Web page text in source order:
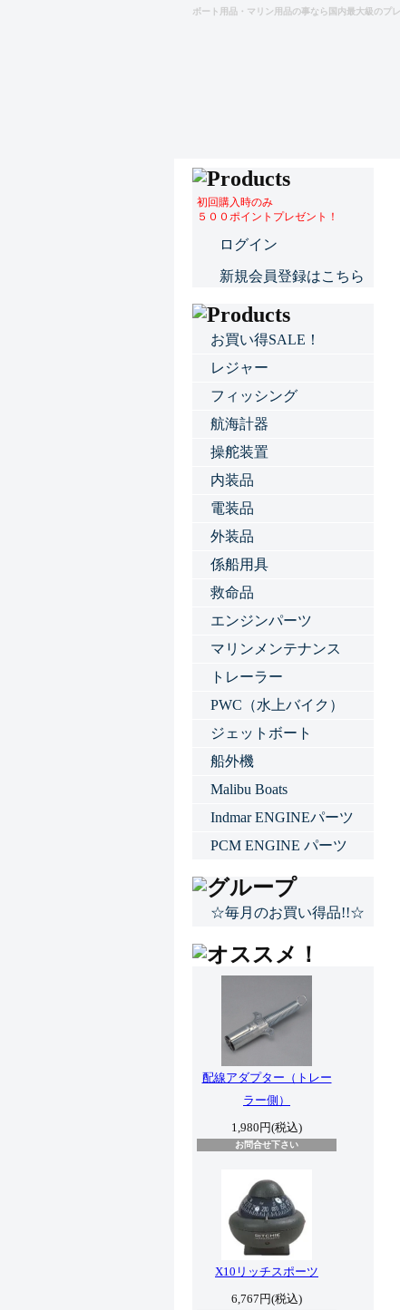
ボート用品・マリン用品の事なら国内最大級のプ
初回購入時のみ
５００ポイントプレゼント！
ログイン
新規会員登録はこちら
お買い得SALE！
レジャー
フィッシング
航海計器
操舵装置
内装品
電装品
外装品
係船用具
救命品
エンジンパーツ
マリンメンテナンス
トレーラー
PWC（水上バイク）
ジェットボート
船外機
Malibu Boats
Indmar ENGINEパーツ
PCM ENGINE パーツ
☆毎月のお買い得品!!☆
配線アダプター（トレー
ラー側）
1,980円(税込)
お問合せ下さい
X10リッチスポーツ
6,767円(税込)